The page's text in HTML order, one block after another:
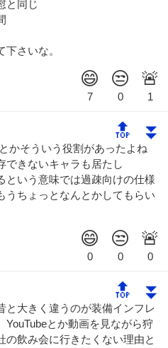
と同じ
さいな。
🔝 ⏬
かそういう役割があったよね
できないキャラも居たし
という意味では過疎向けの仕様
うちょっとなんとかしてもらい
🔝 ⏬
と大きく違うのが装備インフレ
とか動画を見ながら狩
の飲み会に行きたくない理由と